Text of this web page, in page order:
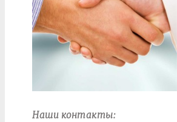
Наши контакты: